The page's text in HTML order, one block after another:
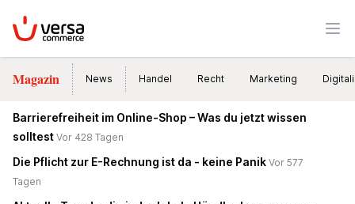
VersaCommerce
Magazin News Handel Recht Marketing
Barrierefreiheit im Online-Shop – Was du jetzt wissen
solltest Vor 428 Tagen
Die Pflicht zur E-Rechnung ist da - keine Panik Vor 577
Tagen